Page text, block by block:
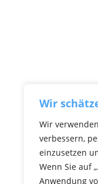
Wir
Wir
verbessern,
einzusetzen
Wenn Sie auf
Anwendung